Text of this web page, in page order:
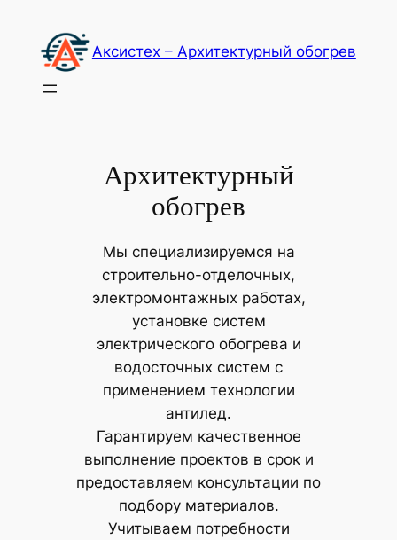
содержимому
Акcистех – Архитектурный обогрев
Архитектурный
обогрев
Мы специализируемся на
строительно-отделочных,
электромонтажных работах,
установке систем
электрического обогрева и
водосточных систем с
применением технологии
антилед.
Гарантируем качественное
выполнение проектов в срок и
предоставляем консультации по
подбору материалов.
Учитываем потребности